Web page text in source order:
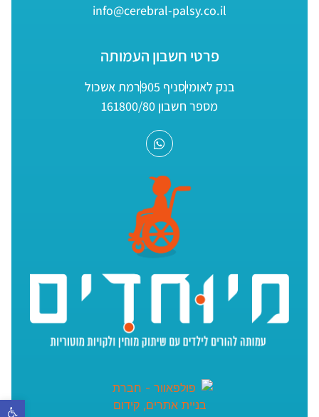
פתח
info@cerebral-palsy.co.il
פרטי חשבון העמותה
בנק לאומיסניף 905
רמת אשכול
מספר חשבון 161800/80